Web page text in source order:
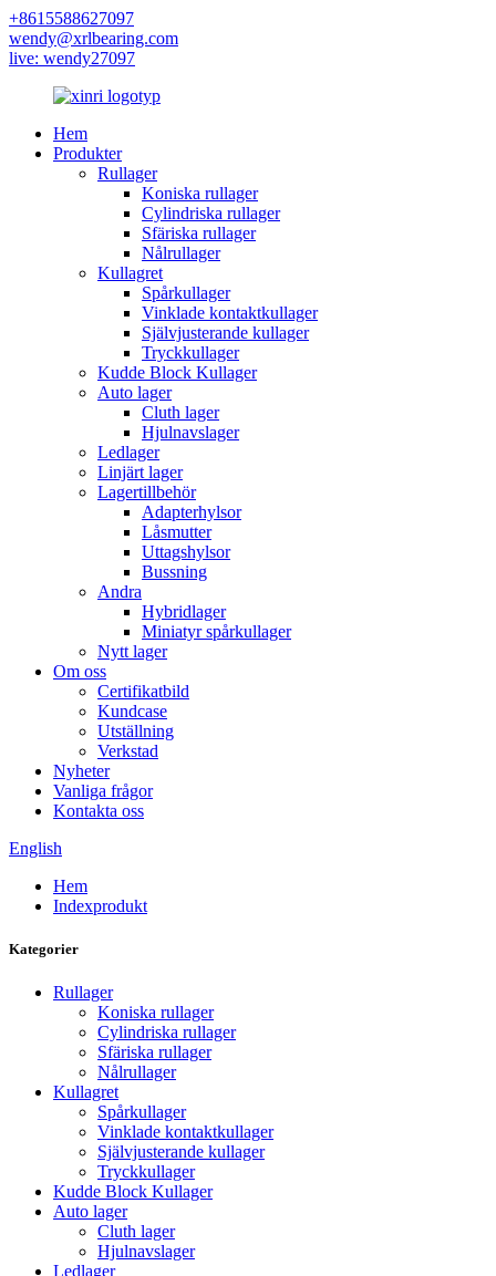
+8615588627097
wendy@xrlbearing.com
live: wendy27097
Hem
Produkter
Rullager
Koniska rullager
Cylindriska rullager
Sfäriska rullager
Nålrullager
Kullagret
Spårkullager
Vinklade kontaktkullager
Självjusterande kullager
Tryckkullager
Kudde Block Kullager
Auto lager
Cluth lager
Hjulnavslager
Ledlager
Linjärt lager
Lagertillbehör
Adapterhylsor
Låsmutter
Uttagshylsor
Bussning
Andra
Hybridlager
Miniatyr spårkullager
Nytt lager
Om oss
Certifikatbild
Kundcase
Utställning
Verkstad
Nyheter
Vanliga frågor
Kontakta oss
English
Hem
Indexprodukt
Kategorier
Rullager
Koniska rullager
Cylindriska rullager
Sfäriska rullager
Nålrullager
Kullagret
Spårkullager
Vinklade kontaktkullager
Självjusterande kullager
Tryckkullager
Kudde Block Kullager
Auto lager
Cluth lager
Hjulnavslager
Ledlager